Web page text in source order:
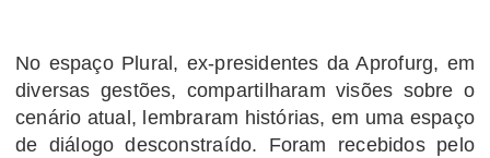
No espaço Plural, ex-presidentes da Aprofurg, em
diversas gestões, compartilharam visões sobre o
cenário atual, lembraram histórias, em uma espaço
de diálogo desconstraído. Foram recebidos pelo